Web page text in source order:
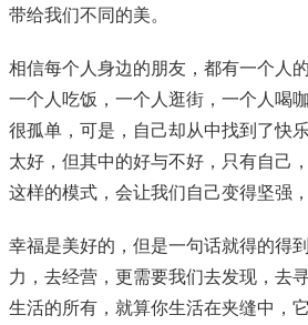
带给我们不同的美。
相信每个人身边的朋友，都有一个人
一个人吃饭，一个人逛街，一个人喝
很孤单，可是，自己却从中找到了快
太好，但其中的好与不好，只有自己
这样的模式，会让我们自己变得坚强
幸福是美好的，但是一句话就得的得
力，去经营，更需要我们去发现，去
生活的所有，就算你生活在夹缝中，